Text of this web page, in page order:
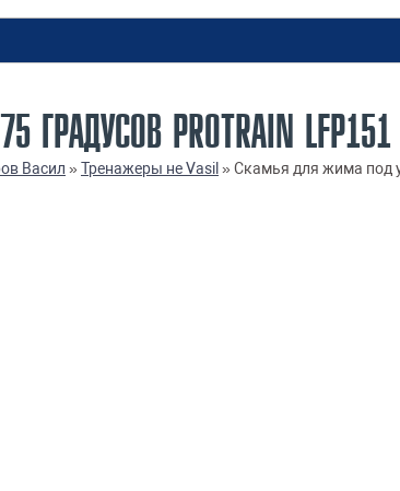
PROTRAIN
Васил »Тренажеры не Vasil »Скамья для жима под